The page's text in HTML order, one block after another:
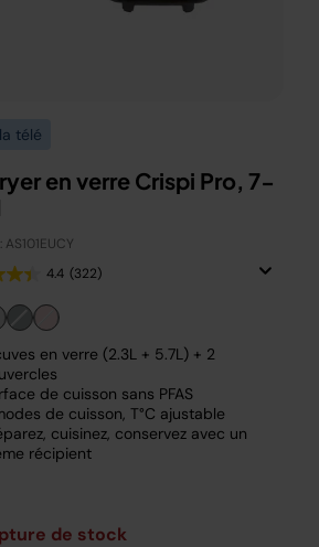
télé
en verre Crispi Pro, 7-
4.4 (322)
en verre (2.3L + 5.7L) + 2
de cuisson sans PFAS
de cuisson, T°C ajustable
cuisinez, conservez avec un
récipient
de stock